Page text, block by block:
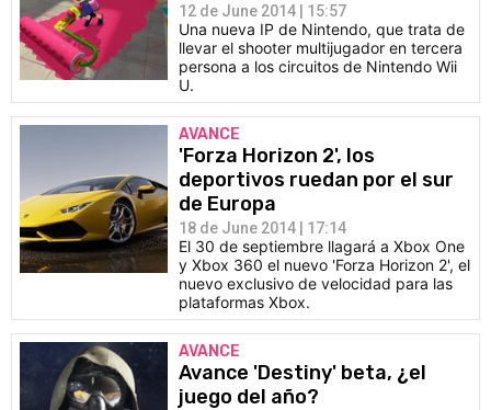
12 de June 2014 | 15:57
Una nueva IP de Nintendo, que trata de
llevar el shooter multijugador en tercera
persona a los circuitos de Nintendo Wii
U.
AVANCE
'Forza Horizon 2', los
deportivos ruedan por el sur
de Europa
18 de June 2014 | 17:14
El 30 de septiembre llagará a Xbox One
y Xbox 360 el nuevo 'Forza Horizon 2', el
nuevo exclusivo de velocidad para las
plataformas Xbox.
AVANCE
Avance 'Destiny' beta, ¿el
juego del año?